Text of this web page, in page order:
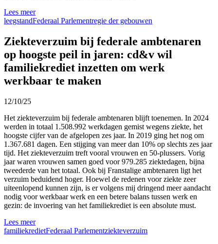
Lees meer
leegstandFederaal Parlementregie der gebouwen
Ziekteverzuim bij federale ambtenaren
op hoogste peil in jaren: cd&v wil
familiekrediet inzetten om werk
werkbaar te maken
12/10/25
Het ziekteverzuim bij federale ambtenaren blijft toenemen. In 2024
werden in totaal 1.508.992 werkdagen gemist wegens ziekte, het
hoogste cijfer van de afgelopen zes jaar. In 2019 ging het nog om
1.367.681 dagen. Een stijging van meer dan 10% op slechts zes jaar
tijd. Het ziekteverzuim treft vooral vrouwen en 50-plussers. Vorig
jaar waren vrouwen samen goed voor 979.285 ziektedagen, bijna
tweederde van het totaal. Ook bij Franstalige ambtenaren ligt het
verzuim beduidend hoger. Hoewel de redenen voor ziekte zeer
uiteenlopend kunnen zijn, is er volgens mij dringend meer aandacht
nodig voor werkbaar werk en een betere balans tussen werk en
gezin: de invoering van het familiekrediet is een absolute must.
Lees meer
familiekredietFederaal Parlementziekteverzuim